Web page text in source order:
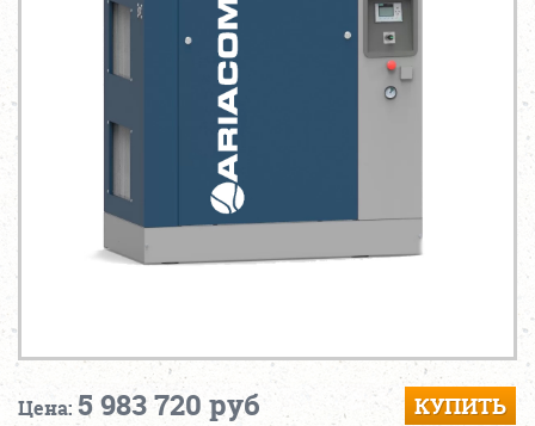
Цена: 5 983 720 руб КУПИТЬ